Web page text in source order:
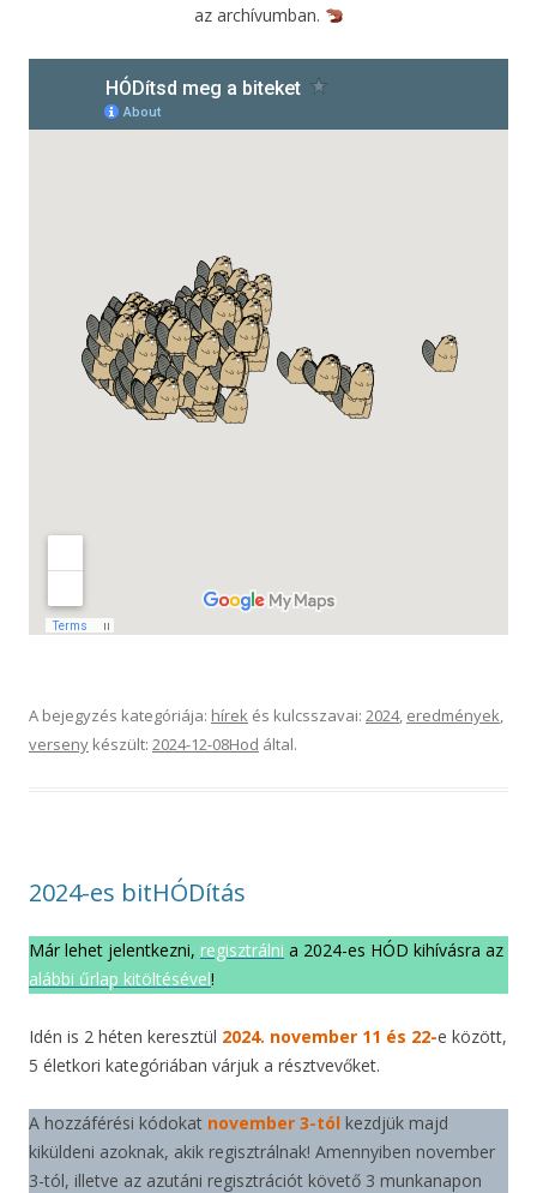
az archívumban.
A bejegyzés kategóriája: hírek és kulcsszavai: 2024, eredmények,
verseny készült: 2024-12-08Hod által.
2024-es bitHÓDítás
Már lehet jelentkezni, regisztrálni a 2024-es HÓD kihívásra az
alábbi űrlap kitöltésével!
Idén is 2 héten keresztül 2024. november 11 és 22-e között,
5 életkori kategóriában várjuk a résztvevőket.
A hozzáférési kódokat november 3-tól kezdjük majd
kiküldeni azoknak, akik regisztrálnak! Amennyiben november
3-tól, illetve az azutáni regisztrációt követő 3 munkanapon